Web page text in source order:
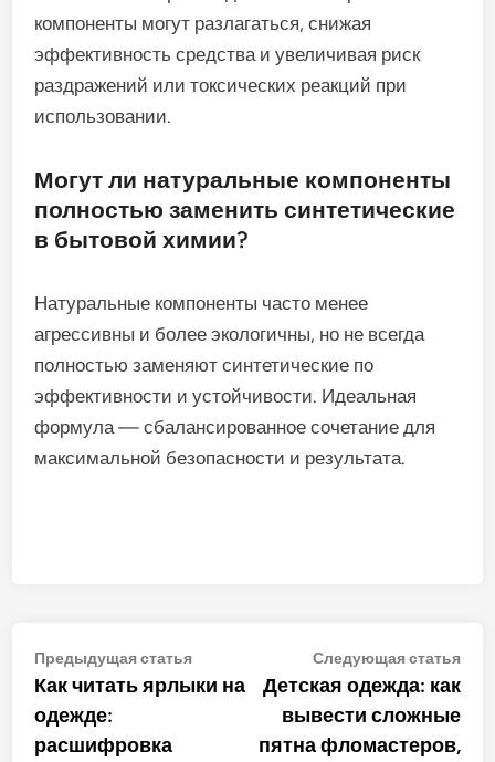
компоненты могут разлагаться, снижая
эффективность средства и увеличивая риск
раздражений или токсических реакций при
использовании.
Могут ли натуральные компоненты
полностью заменить синтетические
в бытовой химии?
Натуральные компоненты часто менее
агрессивны и более экологичны, но не всегда
полностью заменяют синтетические по
эффективности и устойчивости. Идеальная
формула — сбалансированное сочетание для
максимальной безопасности и результата.
Навигация
по
записям
Предыдущая статьяПредыдущая
статья:
Как читать ярлыки на
одежде:
расшифровка
Следующая статья
Детская одежда: как
вывести сложные
пятна фломастеров,